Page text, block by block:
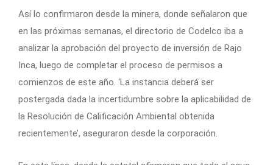
Así lo confirmaron desde la minera, donde señalaron que
en las próximas semanas, el directorio de Codelco iba a
analizar la aprobación del proyecto de inversión de Rajo
Inca, luego de completar el proceso de permisos a
comienzos de este año. ‘La instancia deberá ser
postergada dada la incertidumbre sobre la aplicabilidad de
la Resolución de Calificación Ambiental obtenida
recientemente’, aseguraron desde la corporación.